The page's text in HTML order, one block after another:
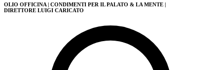
OLIO OFFICINA | CONDIMENTI PER IL PALATO & LA MENTE |
DIRETTORE LUIGI CARICATO